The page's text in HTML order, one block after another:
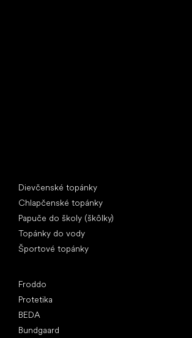
Dievčenské topánky
Chlapčenské topánky
Papuče do školy (škôlky)
Topánky do vody
Športové topánky
Froddo
Protetika
BEDA
Bundgaard